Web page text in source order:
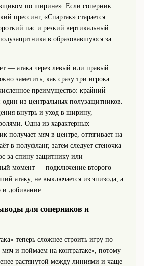
по ширине». Если соперник
прессинг, «Спартак» старается
пас и резкий вертикальный
в образовавшуюся за
— атака через левый или правый
заметить, как сразу три игрока
преимущество: крайний
из центральных полузащитников.
внутрь и уход в ширину,
Одна из характерных
получает мяч в центре, оттягивает на
в полуфланг, затем следует стеночка
за спину защитнику или
момент — подключение второго
атаку, не выключается из эпизода, а
и добивание.
для соперников и
теперь сложнее строить игру по
и поймаем на контратаке», потому
растянутой между линиями и чаще